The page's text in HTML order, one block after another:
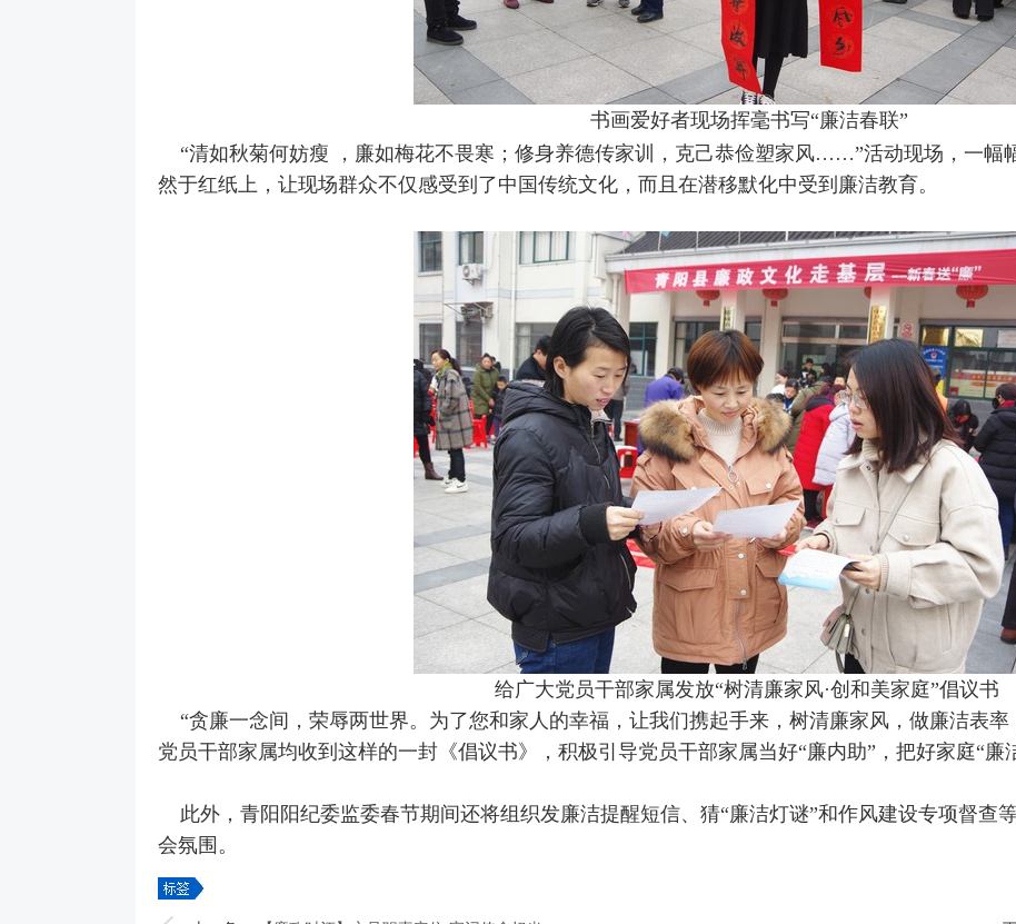
书画爱好者现场挥毫书写“廉洁春联”
“清如秋菊何妨瘦
，廉如梅花不畏寒；修身养德传家训，克己恭俭塑家风……”活动现场，一幅
然于红纸上，让现场群众不仅感受到了中国传统文化，而且在潜移默化中受到廉洁教育。
给广大党员干部家属发放“树清廉家风·创和美家庭”倡议书
“贪廉一念间，荣辱两世界。为了您和家人的幸福，让我们携起手来，树清廉家风，做廉洁表
党员干部家属均收到这样的一封《倡议书》，积极引导党员干部家属当好“廉内助”，把好家庭“廉
此外，青阳阳纪委监委春节期间还将组织发廉洁提醒短信、猜“廉洁灯谜”和作风建设专项督查
会氛围。